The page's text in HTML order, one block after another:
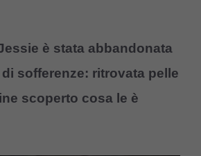
è stata abbandonata
sofferenze: ritrovata pelle
scoperto cosa le è